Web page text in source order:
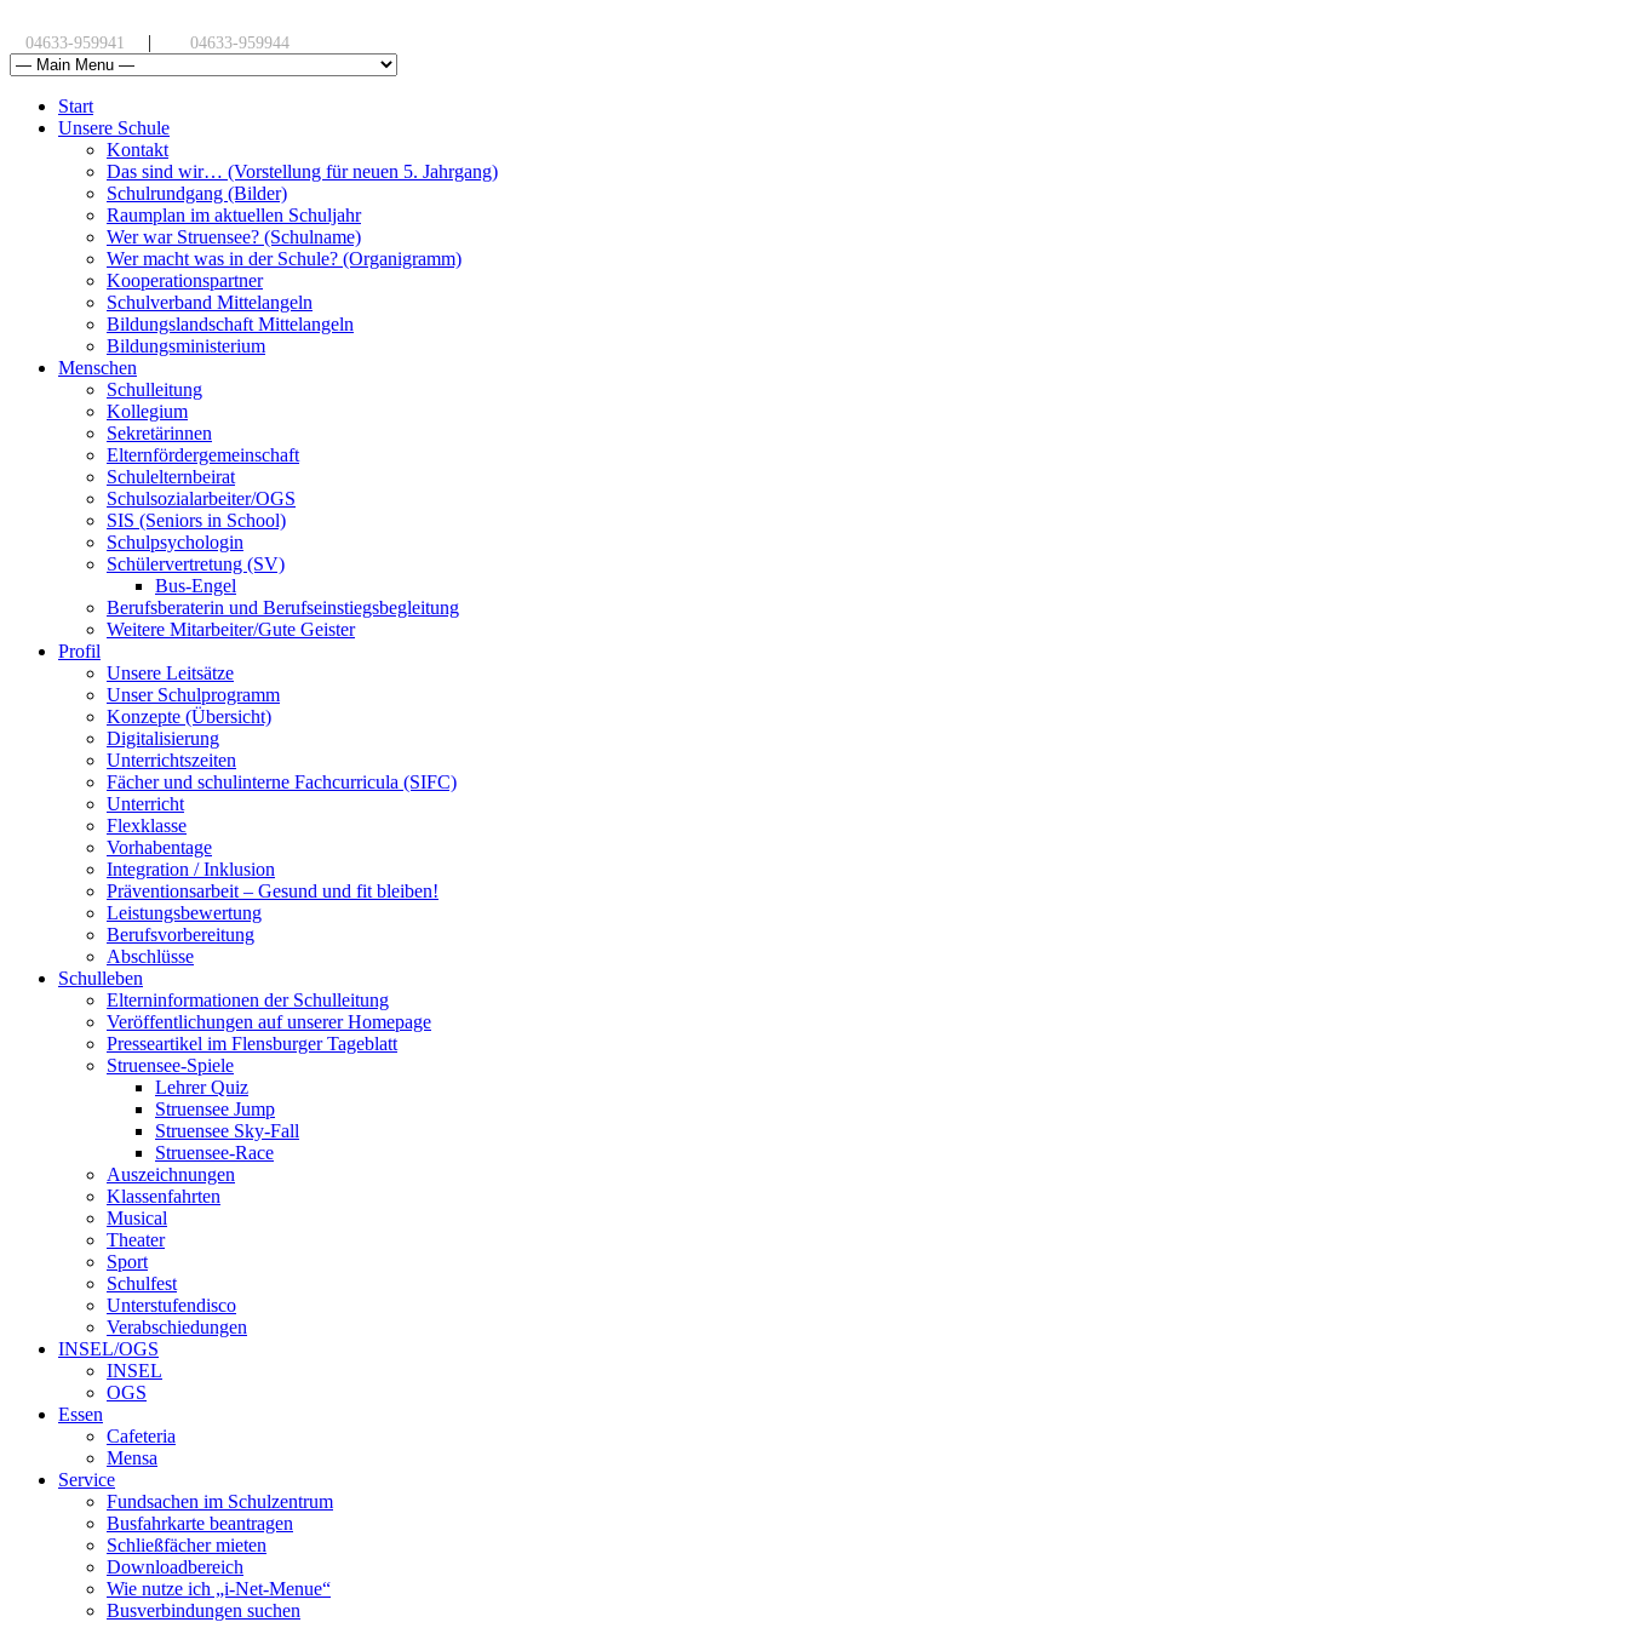
04633-959941 | 04633-959944
Start
Unsere Schule
Kontakt
Das sind wir… (Vorstellung für neuen 5. Jahrgang)
Schulrundgang (Bilder)
Raumplan im aktuellen Schuljahr
Wer war Struensee? (Schulname)
Wer macht was in der Schule? (Organigramm)
Kooperationspartner
Schulverband Mittelangeln
Bildungslandschaft Mittelangeln
Bildungsministerium
Menschen
Schulleitung
Kollegium
Sekretärinnen
Elternfördergemeinschaft
Schulelternbeirat
Schulsozialarbeiter/OGS
SIS (Seniors in School)
Schulpsychologin
Schülervertretung (SV)
Bus-Engel
Berufsberaterin und Berufseinstiegsbegleitung
Weitere Mitarbeiter/Gute Geister
Profil
Unsere Leitsätze
Unser Schulprogramm
Konzepte (Übersicht)
Digitalisierung
Unterrichtszeiten
Fächer und schulinterne Fachcurricula (SIFC)
Unterricht
Flexklasse
Vorhabentage
Integration / Inklusion
Präventionsarbeit – Gesund und fit bleiben!
Leistungsbewertung
Berufsvorbereitung
Abschlüsse
Schulleben
Elterninformationen der Schulleitung
Veröffentlichungen auf unserer Homepage
Presseartikel im Flensburger Tageblatt
Struensee-Spiele
Lehrer Quiz
Struensee Jump
Struensee Sky-Fall
Struensee-Race
Auszeichnungen
Klassenfahrten
Musical
Theater
Sport
Schulfest
Unterstufendisco
Verabschiedungen
INSEL/OGS
INSEL
OGS
Essen
Cafeteria
Mensa
Service
Fundsachen im Schulzentrum
Busfahrkarte beantragen
Schließfächer mieten
Downloadbereich
Wie nutze ich „i-Net-Menue“
Busverbindungen suchen